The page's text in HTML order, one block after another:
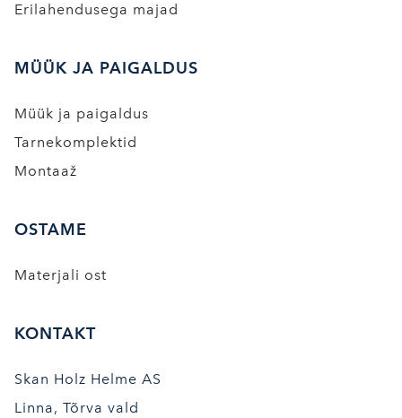
Erilahendusega majad
MÜÜK JA PAIGALDUS
Müük ja paigaldus
Tarnekomplektid
Montaaž
OSTAME
Materjali ost
KONTAKT
Skan Holz Helme AS
Linna, Tõrva vald